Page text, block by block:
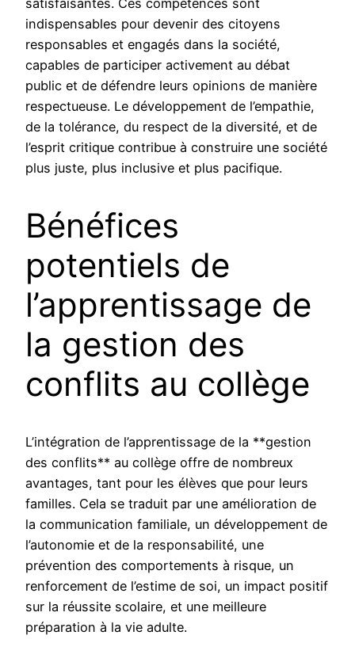
satisfaisantes. Ces compétences sont
indispensables pour devenir des citoyens
responsables et engagés dans la société,
capables de participer activement au débat
public et de défendre leurs opinions de manière
respectueuse. Le développement de l’empathie,
de la tolérance, du respect de la diversité, et de
l’esprit critique contribue à construire une société
plus juste, plus inclusive et plus pacifique.
Bénéfices
potentiels de
l’apprentissage de
la gestion des
conflits au collège
L’intégration de l’apprentissage de la **gestion
des conflits** au collège offre de nombreux
avantages, tant pour les élèves que pour leurs
familles. Cela se traduit par une amélioration de
la communication familiale, un développement de
l’autonomie et de la responsabilité, une
prévention des comportements à risque, un
renforcement de l’estime de soi, un impact positif
sur la réussite scolaire, et une meilleure
préparation à la vie adulte.